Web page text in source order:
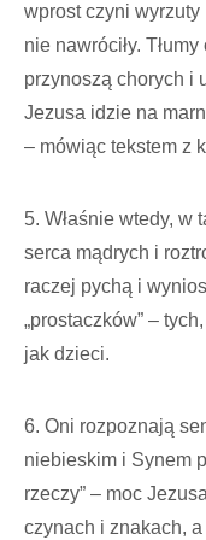
wprost czyni wyrzuty
nie nawróciły.
przynoszą chorych i
Jezusa idzie na
– mówiąc tekstem z
5. Właśnie wtedy,
serca mądrych i
raczej pychą i
„prostaczków” –
jak dzieci.
6. Oni rozpoznają
niebieskim i Synem
rzeczy” – moc
czynach i znakach,